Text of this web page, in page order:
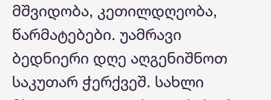
მშვიდობა, კეთილდღეობა,
წარმატებები. უამრავი
ბედნიერი დღე აღგენიშნოთ
საკუთარ ჭერქვეშ. სახლი